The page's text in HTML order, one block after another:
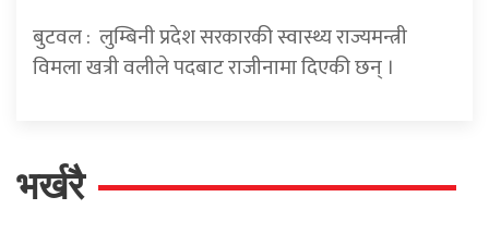
बुटवल : लुम्बिनी प्रदेश सरकारकी स्वास्थ्य राज्यमन्त्री
विमला खत्री वलीले पदबाट राजीनामा दिएकी छन् ।
भर्खरै